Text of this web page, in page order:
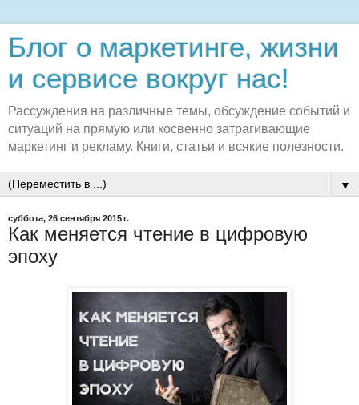
Блог о маркетинге, жизни
и сервисе вокруг нас!
Рассуждения на различные темы, обсуждение событий и
ситуаций на прямую или косвенно затрагивающие
маркетинг и рекламу. Книги, статьи и всякие полезности.
▼
суббота, 26 сентября 2015 г.
Как меняется чтение в цифровую
эпоху